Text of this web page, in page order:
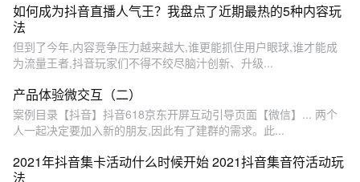
如何成为抖音直播人气王？我盘点了近期最热的5种内容玩
法
但到了今年,内容竞争压力越来越大,谁更能抓住用户眼球,谁才能成
为流量王者,抖音玩家们不得不绞尽脑汁创新、升级...
产品体验微交互（二）
案例目录【抖音】抖音618京东开屏互动引导页面【微信】... 两个
人一起决定要加入新的朋友,因此有了建群的需求。此...
2021年抖音集卡活动什么时候开始 2021抖音集音符活动玩
法